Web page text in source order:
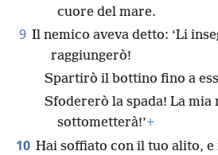
cuore del mare.
9 Il nemico aveva detto: ‘Li
raggiungerò!
Spartirò il bottino fino a
Sfodererò la spada! La mia
sottometterà!’+
10 Hai soffiato con il tuo alito, e